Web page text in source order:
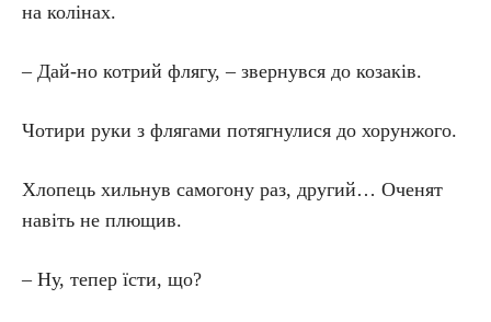
на колінах.
– Дай-но котрий флягу, – звернувся до козаків.
Чотири руки з флягами потягнулися до хорунжого.
Хлопець хильнув самогону раз, другий… Оченят
навіть не плющив.
– Ну, тепер їсти, що?